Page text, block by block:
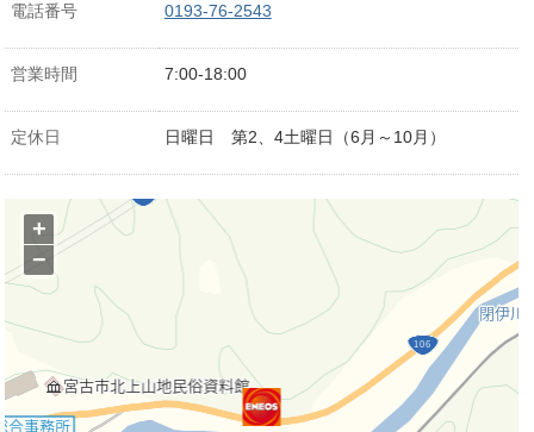
電話番号 0193-76-2543
営業時間 7:00-18:00
定休日 日曜日 第2、4土曜日（6月～10月）
+
−